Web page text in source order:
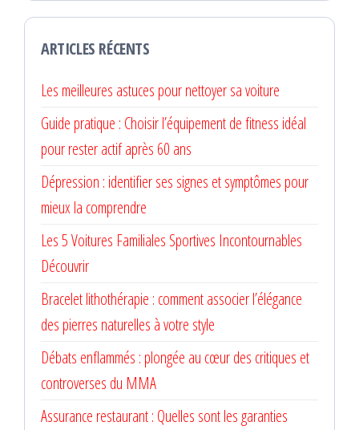
ARTICLES RÉCENTS
Les meilleures astuces pour nettoyer sa voiture
Guide pratique : Choisir l’équipement de fitness idéal
pour rester actif après 60 ans
Dépression : identifier ses signes et symptômes pour
mieux la comprendre
Les 5 Voitures Familiales Sportives Incontournables
Découvrir
Bracelet lithothérapie : comment associer l’élégance
des pierres naturelles à votre style
Débats enflammés : plongée au cœur des critiques et
controverses du MMA
Assurance restaurant : Quelles sont les garanties